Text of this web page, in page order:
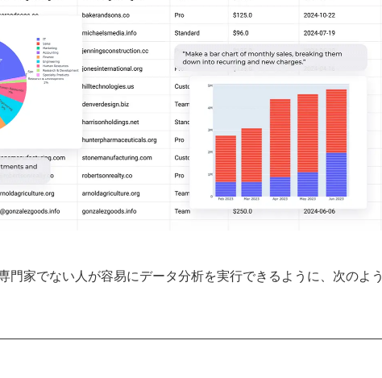
門家でない人が容易にデータ分析を実行できるように、次のよう